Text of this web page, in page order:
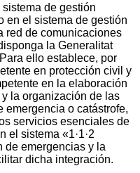
de gestión
en el sistema de gestión
red de comunicaciones
la Generalitat
ello establece, por
en protección civil y
en la elaboración
la organización de las
emergencia o catástrofe,
servicios esenciales de
el sistema «1·1·2
de emergencias y la
dicha integración.